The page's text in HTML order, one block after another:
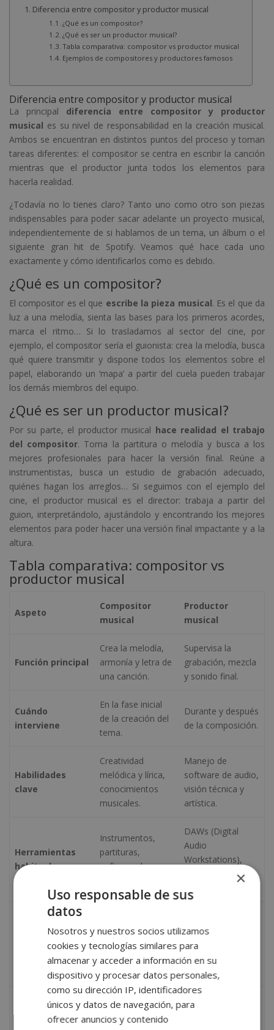
Diferencia entre compositor y productor musical
¿Qué es un compositor?
¿Qué es ser un productor musical?
Tabla comparativa: compositor vs productor musical
Ejemplos de compositores y productores famosos
Diferencia entre compositor y productor musical
La principal diferencia entre compositor y productor
musical es su nivel de responsabilidad en la creación musical.
Ambos se encuentran en distintos puntos del proceso y toman
tareas diferentes: el compositor se centra en escribir la canción
mientras que el productor junta todos los elementos para
hacerla realidad.
¿Todavía no lo tienes claro? Tanto uno como otro son piezas
indispensables para poder sacar adelante un proyecto musical,
independientemente de si hablamos de un tema, un álbum o el
siguiente gran hit de Spotify. Veamos qué hace cada uno
exactamente y cómo identificarlos como es debido.
¿Qué es un compositor?
El compositor es el que escribe la pieza musical. Es el que da
luz a una melodía, sienta las bases para los primeros acordes,
marca el ritmo… Si lo trasladamos al sector del cine, por
ejemplo, el compositor sería el guionista: crea la melodía, busca
qué quiere transmitir y dispone todos los elementos sobre el
papel, elaborando un ‘mapa’ a partir del cuela pueden trabajar
los demás miembros del equipo.
¿Qué es ser un productor musical?
Por su parte, el productor musical hace realidad el trabajo
del compositor. Toma la partitura o melodía y busca a los
mejores profesionales para hacer la versión final. Reúne a
instrumentistas, busca un estudio de grabación adecuado,
quiénes hagan los arreglos… Si seguimos con el ejemplo del
cine, el productor musical es el director: trabaja a partir del
guion, interpretándolo, ajustándolo y encontrando los mejores
elementos para poder hacer una versión final impactante y a la
altura.
Tabla comparativa: compositor vs
productor musical
Aspeto
Compositor
musical
Productor
musical
Función principal
Crea la melodía,
armonía y letra de
una canción.
Supervisa la
grabación, mezcla
y sonido final.
Cuándo
interviene
En la fase inicial
de la creación del
tema.
Durante y después
de la composición.
Habilidades
clave
Creatividad
melódica y lírica,
conocimientos
musicales.
Manejo de
software de audio,
visión técnica y
artística.
Herramientas
habituales
Instrumentos,
partituras,
software de
DAWs (Digital
Audio
Workstations),
sintetizadores,
Ámbito de
trabajo
vivo, bandas
sonoras, artistas,
publicidad.
grabación,
discográficas,
producciones
multimedia.
Resultado
Letra, melodía y
×
Uso responsable de sus
datos
Nosotros y nuestros socios utilizamos
cookies y tecnologías similares para
almacenar y acceder a información en su
dispositivo y procesar datos personales,
como su dirección IP, identificadores
únicos y datos de navegación, para
ofrecer anuncios y contenido